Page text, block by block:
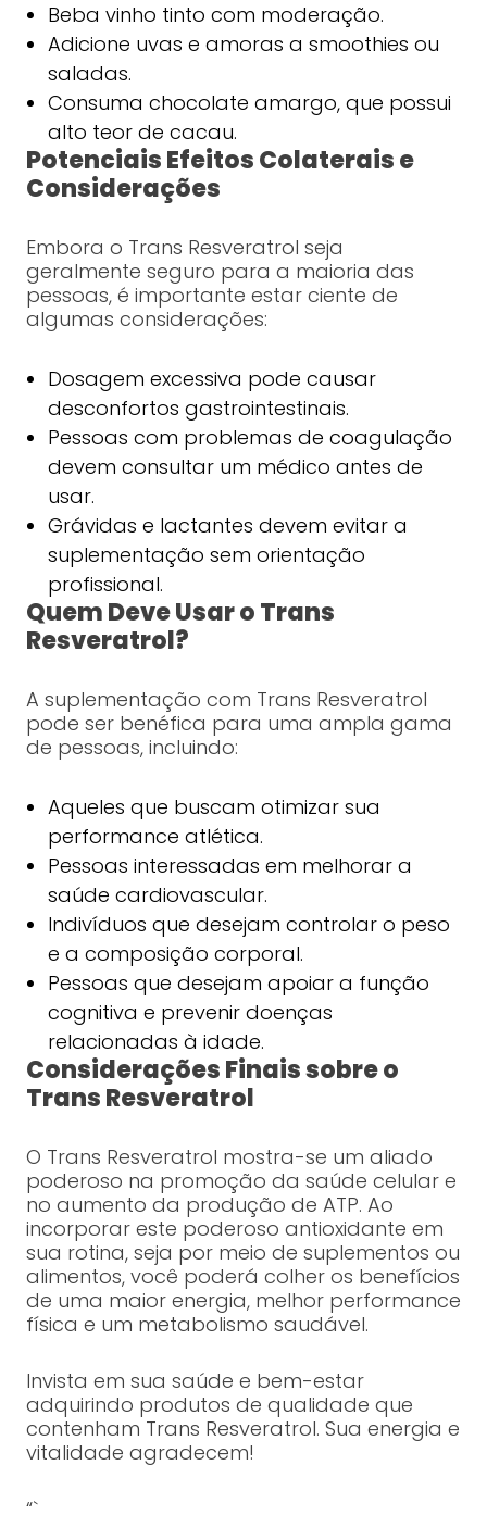
Beba vinho tinto com moderação.
Adicione uvas e amoras a smoothies ou
saladas.
Consuma chocolate amargo, que possui
alto teor de cacau.
Potenciais Efeitos Colaterais e
Considerações
Embora o Trans Resveratrol seja
geralmente seguro para a maioria das
pessoas, é importante estar ciente de
algumas considerações:
Dosagem excessiva pode causar
desconfortos gastrointestinais.
Pessoas com problemas de coagulação
devem consultar um médico antes de
usar.
Grávidas e lactantes devem evitar a
suplementação sem orientação
profissional.
Quem Deve Usar o Trans
Resveratrol?
A suplementação com Trans Resveratrol
pode ser benéfica para uma ampla gama
de pessoas, incluindo:
Aqueles que buscam otimizar sua
performance atlética.
Pessoas interessadas em melhorar a
saúde cardiovascular.
Indivíduos que desejam controlar o peso
e a composição corporal.
Pessoas que desejam apoiar a função
cognitiva e prevenir doenças
relacionadas à idade.
Considerações Finais sobre o
Trans Resveratrol
O Trans Resveratrol mostra-se um aliado
poderoso na promoção da saúde celular e
no aumento da produção de ATP. Ao
incorporar este poderoso antioxidante em
sua rotina, seja por meio de suplementos ou
alimentos, você poderá colher os benefícios
de uma maior energia, melhor performance
física e um metabolismo saudável.
Invista em sua saúde e bem-estar
adquirindo produtos de qualidade que
contenham Trans Resveratrol. Sua energia e
vitalidade agradecem!
“`